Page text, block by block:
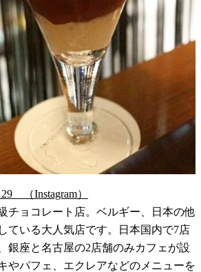
（Instagram）
チョコレート店。ベルギー、日本の他
ている大人気店です。日本国内で7店
銀座と名古屋の2店舗のみカフェが設
やパフェ、エクレアなどのメニューを